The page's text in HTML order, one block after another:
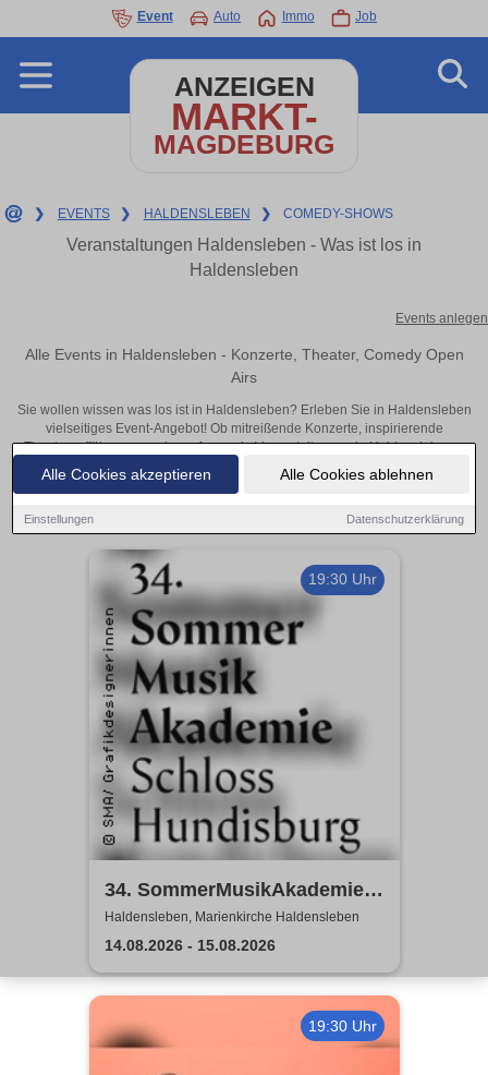
Alle Cookies akzeptieren Alle Cookies ablehnen
Einstellungen Datenschutzerklärung
Event Auto Immo Job
ANZEIGEN
MARKT-
MAGDEBURG
❯ EVENTS ❯ HALDENSLEBEN ❯ COMEDY-SHOWS
Veranstaltungen Haldensleben - Was ist los in
Haldensleben
Events anlegen
Alle Events in Haldensleben - Konzerte, Theater, Comedy Open
Airs
Sie wollen wissen was los ist in Haldensleben? Erleben Sie in Haldensleben
vielseitiges Event-Angebot! Ob mitreißende Konzerte, inspirierende
Theateraufführungen oder aufregende Veranstaltungen in Haldensleben –
hier finden alles im Überblick und Tickets.
19:30 Uhr
34. SommerMusikAkademie
2026
Haldensleben, Marienkirche Haldensleben
14.08.2026 - 15.08.2026
19:30 Uhr